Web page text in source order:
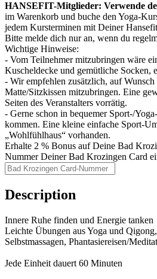
HANSEFIT-Mitglieder: Verwende
im Warenkorb und buche den Yoga-
jedem Kursterminen mit Deiner
Bitte melde dich nur an, wenn du
Wichtige Hinweise:
- Vom Teilnehmer mitzubringen wäre
Kuscheldecke und gemütliche Socken,
- Wir empfehlen zusätzlich, auf Wunsch
Matte/Sitzkissen mitzubringen. Eine
Seiten des Veranstalters vorrätig.
- Gerne schon in bequemer Sport-/
kommen. Eine kleine einfache Sport-
„Wohlfühlhaus“ vorhanden.
Erhalte 2 % Bonus auf Deine Bad
Nummer Deiner Bad Krozingen Card
Description
Innere Ruhe finden und Energie tanken
Leichte Übungen aus Yoga und
Selbstmassagen, Phantasiereisen/
Jede Einheit dauert 60 Minuten